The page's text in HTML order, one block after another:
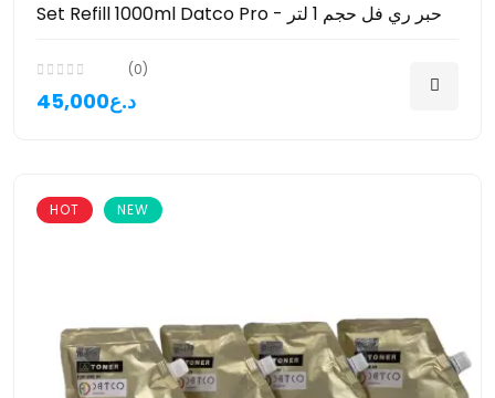
Set Refill 1000ml Datco Pro - حبر ري فل حجم 1 لتر
(0)
45,000د.ع
HOT NEW